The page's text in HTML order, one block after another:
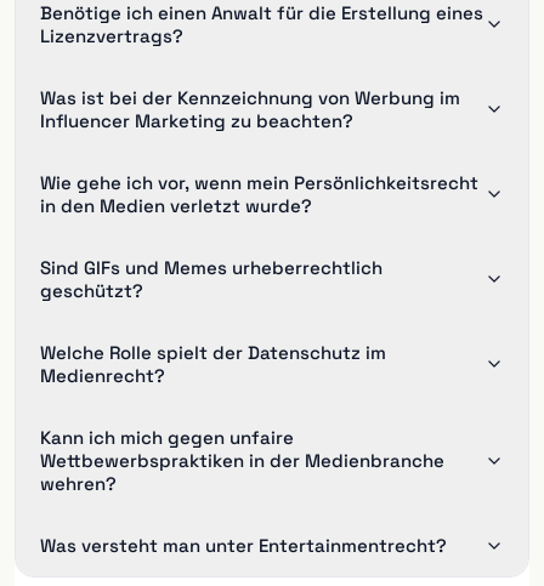
Benötige ich einen Anwalt für die Erstellung eines
Lizenzvertrags?
Was ist bei der Kennzeichnung von Werbung im
Influencer Marketing zu beachten?
Wie gehe ich vor, wenn mein Persönlichkeitsrecht
in den Medien verletzt wurde?
Sind GIFs und Memes urheberrechtlich
geschützt?
Welche Rolle spielt der Datenschutz im
Medienrecht?
Kann ich mich gegen unfaire
Wettbewerbspraktiken in der Medienbranche
wehren?
Was versteht man unter Entertainmentrecht?